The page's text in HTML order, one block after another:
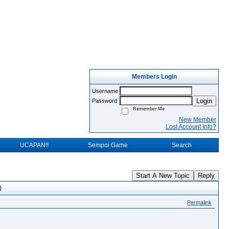
Members Login
Username
Password
Login
Remember Me
New Member
Lost Account Info?
UCAPAN!! Sempoi Game Search
Start A New Topic Reply
Permalink